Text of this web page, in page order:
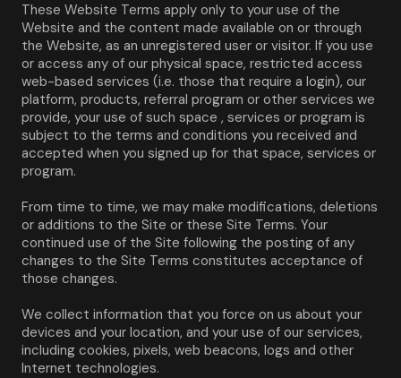
These Website Terms apply only to your use of the
Website and the content made available on or through
the Website, as an unregistered user or visitor. If you use
or access any of our physical space, restricted access
web-based services (i.e. those that require a login), our
platform, products, referral program or other services we
provide, your use of such space , services or program is
subject to the terms and conditions you received and
accepted when you signed up for that space, services or
program.
From time to time, we may make modifications, deletions
or additions to the Site or these Site Terms. Your
continued use of the Site following the posting of any
changes to the Site Terms constitutes acceptance of
those changes.
We collect information that you force on us about your
devices and your location, and your use of our services,
including cookies, pixels, web beacons, logs and other
Internet technologies.